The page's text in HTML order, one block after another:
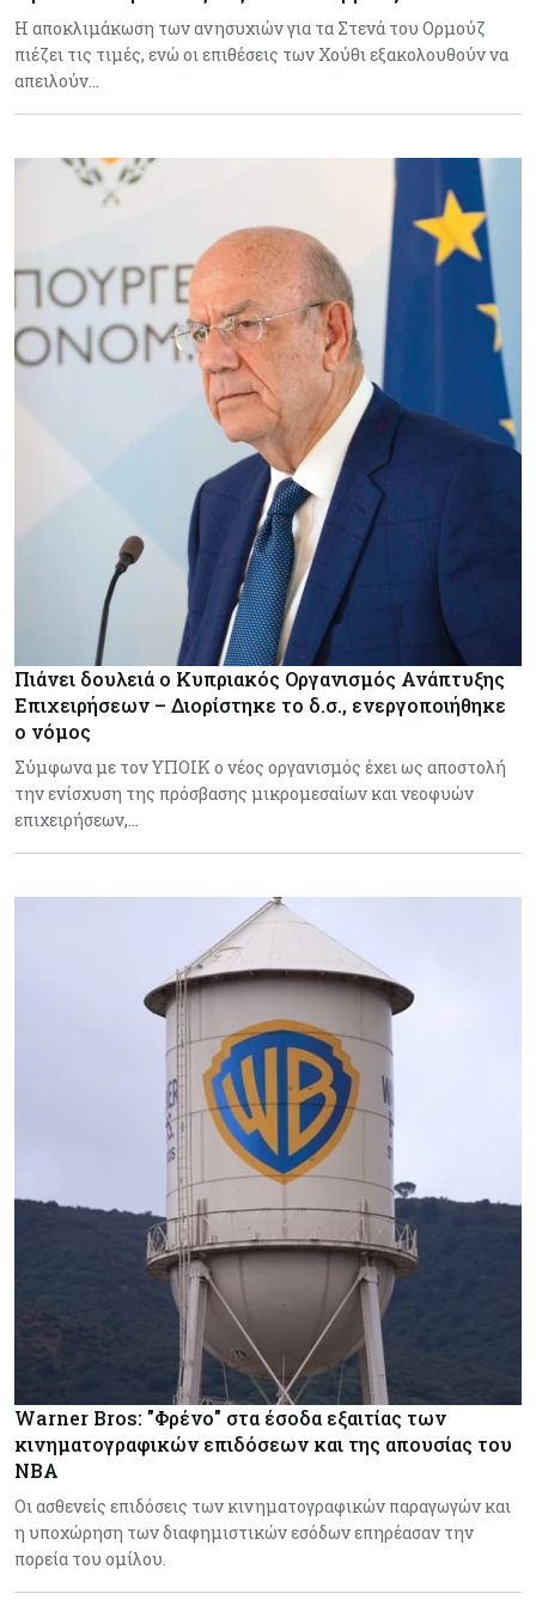
Η αποκλιμάκωση των ανησυχιών για τα Στενά του Ορμούζ
πιέζει τις τιμές, ενώ οι επιθέσεις των Χούθι εξακολουθούν να
απειλούν…
Πιάνει δουλειά ο Κυπριακός Οργανισμός Ανάπτυξης
Επιχειρήσεων – Διορίστηκε το δ.σ., ενεργοποιήθηκε
ο νόμος
Σύμφωνα με τον ΥΠΟΙΚ ο νέος οργανισμός έχει ως αποστολή
την ενίσχυση της πρόσβασης μικρομεσαίων και νεοφυών
επιχειρήσεων,…
Warner Bros: "Φρένο" στα έσοδα εξαιτίας των
κινηματογραφικών επιδόσεων και της απουσίας του
NBA
Οι ασθενείς επιδόσεις των κινηματογραφικών παραγωγών και
η υποχώρηση των διαφημιστικών εσόδων επηρέασαν την
πορεία του ομίλου.